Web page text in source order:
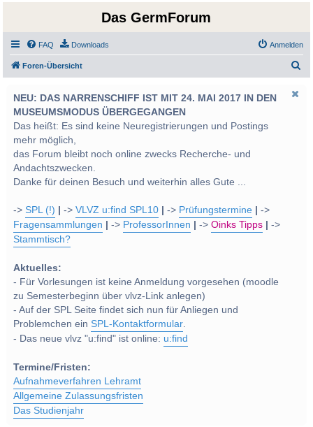
Das GermForum
FAQ Downloads Anmelden
Foren-Übersicht
NEU: DAS NARRENSCHIFF IST MIT 24. MAI 2017 IN DEN
MUSEUMSMODUS ÜBERGEGANGEN
Das heißt: Es sind keine Neuregistrierungen und Postings
mehr möglich,
das Forum bleibt noch online zwecks Recherche- und
Andachtszwecken.
Danke für deinen Besuch und weiterhin alles Gute ...
->SPL (!) ->VLVZ u:find SPL10 -> Prüfungstermine
->
Fragensammlungen
-> ProfessorInnen ->Oinks Tipps
->
Stammtisch?
Aktuelles:
- Für Vorlesungen ist keine Anmeldung vorgesehen (moodle
zu Semesterbeginn über vlvz-Link anlegen)
- Auf der SPL Seite findet sich nun für Anliegen und
Problemchen einSPL-Kontaktformular.
- Das neue vlvz "u:find" ist online: u:find
Termine/Fristen:
Aufnahmeverfahren Lehramt
Allgemeine Zulassungsfristen
Das Studienjahr